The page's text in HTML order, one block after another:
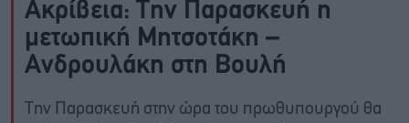
Ακρίβεια: Την Παρασκευή η
μετωπική Μητσοτάκη –
Ανδρουλάκη στη Βουλή
Την Παρασκευή στην ώρα του πρωθυπουργού θα